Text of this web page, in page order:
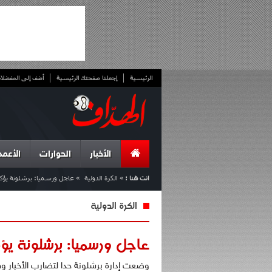
الرئيسية إجعلنا صفحتك الرئيسية أضف إلى
الأخبار الحوارات
انت هنا : » الكرة الدولية » عاجل ورسميا: برشلونة
الكرة الدولية
عاجل ورسميا: برشلونة
وضعت إدارة برشلونة حدا لتضارب